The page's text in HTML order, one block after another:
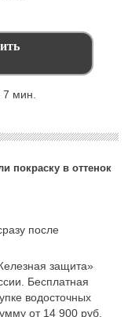
покраску в оттенок
после
защита»
Бесплатная
водосточных
от 14 900 руб.
мин.